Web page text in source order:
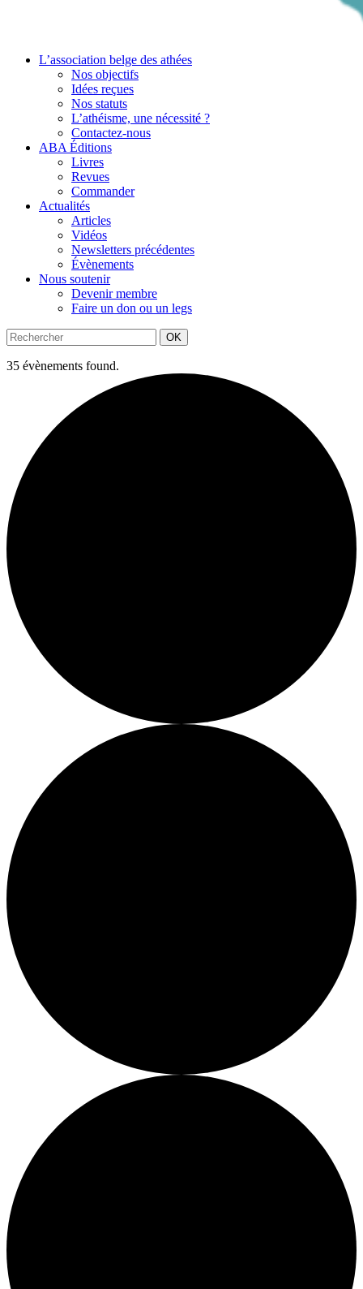
L’association belge des athées
Nos objectifs
Idées reçues
Nos statuts
L’athéisme, une nécessité ?
Contactez-nous
ABA Éditions
Livres
Revues
Commander
Actualités
Articles
Vidéos
Newsletters précédentes
Évènements
Nous soutenir
Devenir membre
Faire un don ou un legs
OK
35 évènements found.